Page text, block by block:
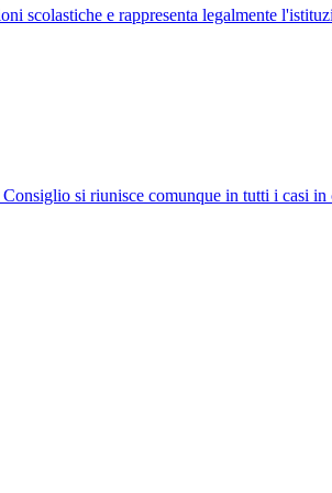
scolastiche e rappresenta legalmente
si riunisce comunque in tutti i casi